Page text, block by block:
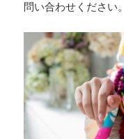
問い合わせください。